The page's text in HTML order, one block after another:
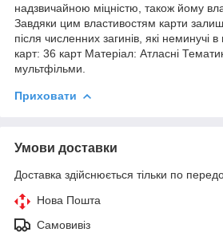
надзвичайною міцністю, також йому
Завдяки цим властивостям карти
після численних загинів, які неминучі
карт: 36 карт Матеріал: Атласні
мультфільми.
Приховати
Умови доставки
Доставка здійснюється тільки по
Нова Пошта
Самовивіз